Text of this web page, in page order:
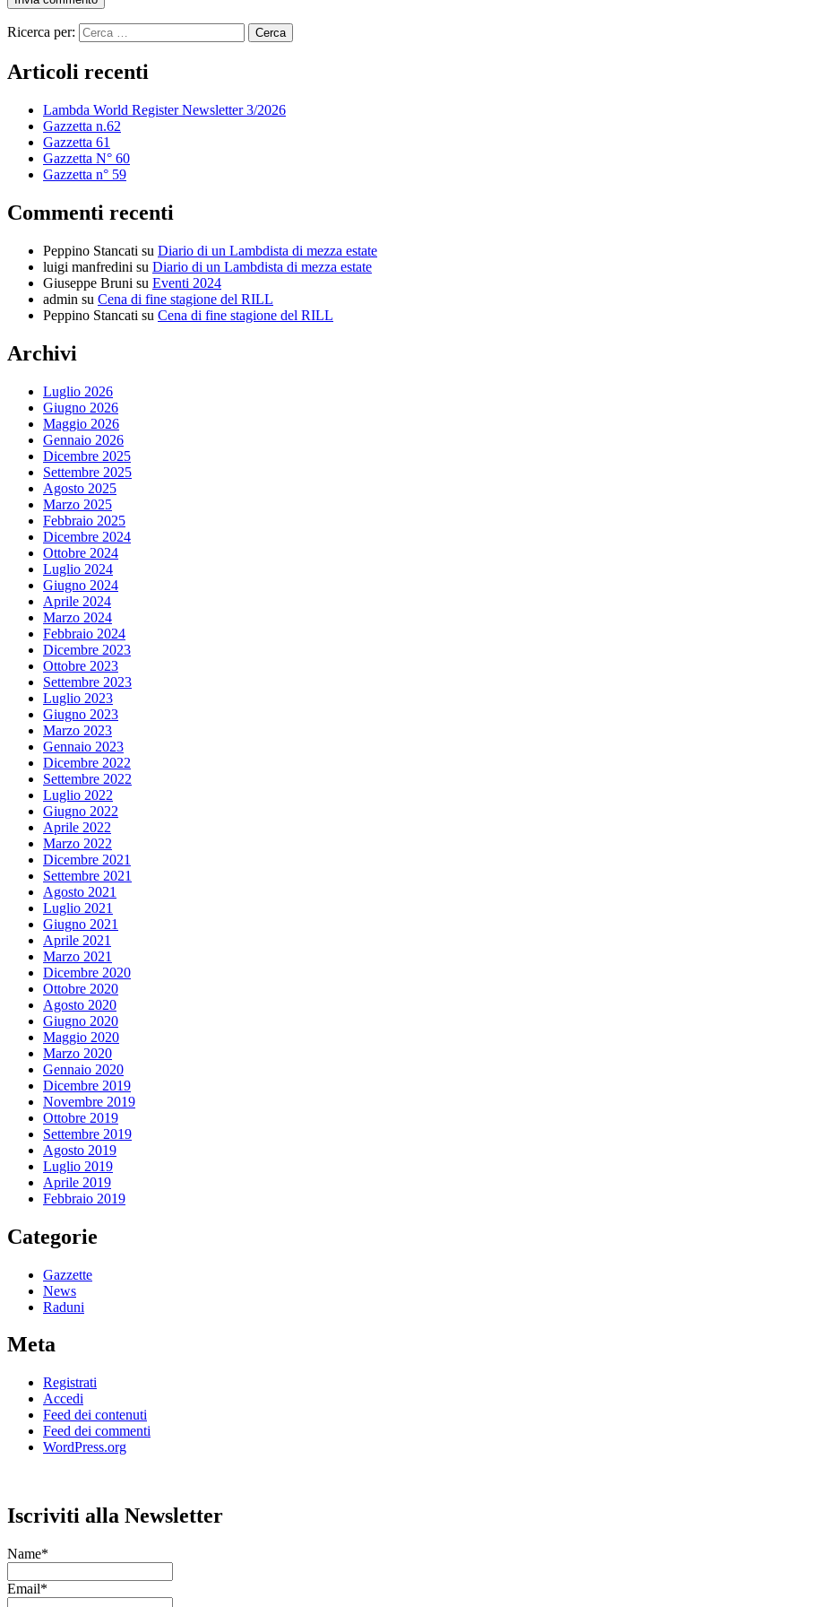
Ricerca per:
Articoli recenti
Lambda World Register Newsletter 3/2026
Gazzetta n.62
Gazzetta 61
Gazzetta N° 60
Gazzetta n° 59
Commenti recenti
Peppino Stancati su Diario di un Lambdista di mezza estate
luigi manfredini su Diario di un Lambdista di mezza estate
Giuseppe Bruni su Eventi 2024
admin su Cena di fine stagione del RILL
Peppino Stancati su Cena di fine stagione del RILL
Archivi
Luglio 2026
Giugno 2026
Maggio 2026
Gennaio 2026
Dicembre 2025
Settembre 2025
Agosto 2025
Marzo 2025
Febbraio 2025
Dicembre 2024
Ottobre 2024
Luglio 2024
Giugno 2024
Aprile 2024
Marzo 2024
Febbraio 2024
Dicembre 2023
Ottobre 2023
Settembre 2023
Luglio 2023
Giugno 2023
Marzo 2023
Gennaio 2023
Dicembre 2022
Settembre 2022
Luglio 2022
Giugno 2022
Aprile 2022
Marzo 2022
Dicembre 2021
Settembre 2021
Agosto 2021
Luglio 2021
Giugno 2021
Aprile 2021
Marzo 2021
Dicembre 2020
Ottobre 2020
Agosto 2020
Giugno 2020
Maggio 2020
Marzo 2020
Gennaio 2020
Dicembre 2019
Novembre 2019
Ottobre 2019
Settembre 2019
Agosto 2019
Luglio 2019
Aprile 2019
Febbraio 2019
Categorie
Gazzette
News
Raduni
Meta
Registrati
Accedi
Feed dei contenuti
Feed dei commenti
WordPress.org
Iscriviti alla Newsletter
Name*
Email*